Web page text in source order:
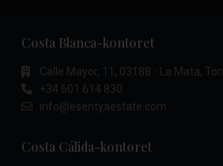
Costa Blanca-kontoret
Calle Mayor, 11, 03188 - La Mata,
+34 601 614 830
info@esentyaestate.com
Costa Cálida-kontoret